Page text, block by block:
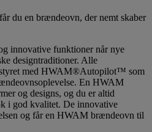
du en brændeovn, der nemt skaber
innovative funktioner når nye
designtraditioner. Alle
med HWAM®Autopilot™ som
En HWAM
og designs, og du er altid
i god kvalitet. De innovative
og får en HWAM brændeovn til